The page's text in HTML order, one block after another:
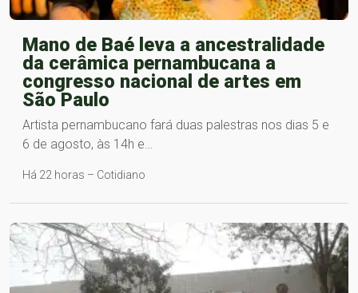
Mano de Baé leva a ancestralidade
da cerâmica pernambucana a
congresso nacional de artes em
São Paulo
Artista pernambucano fará duas palestras nos dias 5 e
6 de agosto, às 14h e…
Há 22 horas – Cotidiano